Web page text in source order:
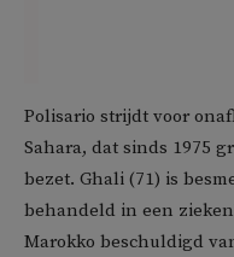
Polisario strijdt voor
Sahara, dat sinds 1975
bezet. Ghali (71) is
behandeld in een
Marokko beschuldigd